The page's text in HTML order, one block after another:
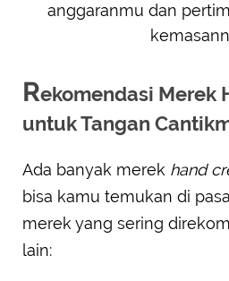
anggaranmu dan
Rekomendasi Merek
untuk Tangan
Ada banyak merek hand
bisa kamu temukan di
merek yang sering
lain: